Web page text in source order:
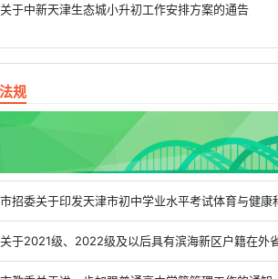
于中新天津生态城小升初工作安排方案的通告
规
招委关于印发天津市初中学业水平考试体育与健康
于2021级、2022级及以后具有滨海新区户籍在外